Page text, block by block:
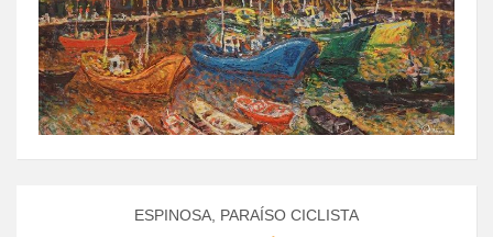
ESPINOSA, PARAÍSO CICLISTA